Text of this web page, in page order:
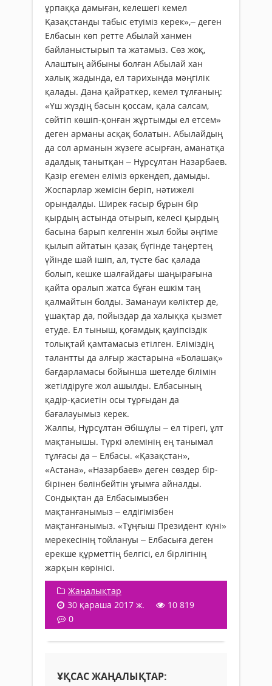
ұрпаққа дамыған, келешегі кемел
Қазақстанды табыс етуіміз керек»,– деген
Елбасын көп ретте Абылай ханмен
байланыстырып та жатамыз. Сөз жоқ,
Алаштың айбыны болған Абылай хан
халық жадында, ел тарихында мәңгілік
қалады. Дана қайраткер, кемел тұлғаның:
«Үш жүздің басын қоссам, қала салсам,
сөйтіп көшіп-қонған жұртымды ел етсем»
деген арманы асқақ болатын. Абылайдың
да сол арманын жүзеге асырған, аманатқа
адалдық танытқан – Нұрсұлтан Назарбаев.
Қазір егемен еліміз өркендеп, дамыды.
Жоспарлар жемісін беріп, нәтижелі
орындалды. Ширек ғасыр бұрын бір
қырдың астында отырып, келесі қырдың
басына барып келгенін жыл бойы әңгіме
қылып айтатын қазақ бүгінде таңертең
үйінде шай ішіп, ал, түсте бас қалада
болып, кешке шалғайдағы шаңырағына
қайта оралып жатса бұған ешкім таң
қалмайтын болды. Заманауи көліктер де,
ұшақтар да, пойыздар да халыққа қызмет
етуде. Ел тыныш, қоғамдық қауіпсіздік
толықтай қамтамасыз етілген. Еліміздің
талантты да алғыр жастарына «Болашақ»
бағдарламасы бойынша шетелде білімін
жетілдіруге жол ашылды. Елбасының
қадір-қасиетін осы тұрғыдан да
бағалауымыз керек.
Жалпы, Нұрсұлтан Әбішұлы – ел тірегі, ұлт
мақтанышы. Түркі әлемінің ең танымал
тұлғасы да – Елбасы. «Қазақстан»,
«Астана», «Назарбаев» деген сөздер бір-
бірінен бөлінбейтін ұғымға айналды.
Сондықтан да Елбасымызбен
мақтанғанымыз – елдігімізбен
мақтанғанымыз. «Тұңғыш Президент күні»
мерекесінің тойлануы – Елбасыға деген
ерекше құрметтің белгісі, ел бірлігінің
жарқын көрінісі.
Жаңалықтар
30 қараша 2017 ж.
10 819
0
ҰҚСАС ЖАҢАЛЫҚТАР: